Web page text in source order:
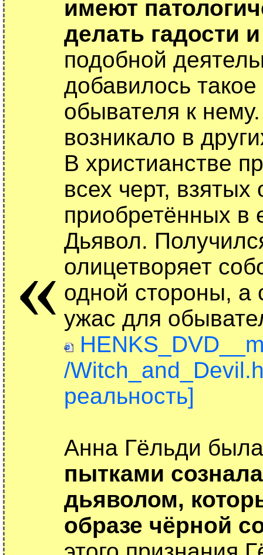
«
имеют
делать гадости
подобной
добавилось
обывателя к
возникало в
В христианстве
всех черт, взятых
приобретённых в
Дьявол.
олицетворяет
одной стороны, а
ужас для
/
реальность]
Анна Гёльди
пытками
дьяволом,
образе чёрной